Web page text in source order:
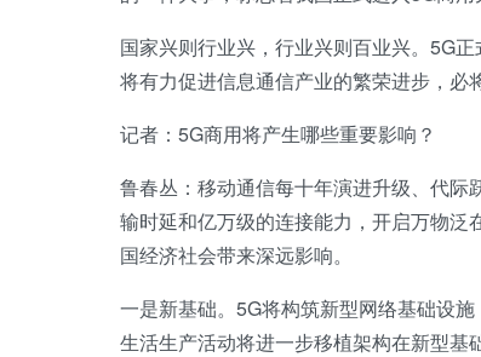
国家兴则行业兴，行业兴则百业兴。5G
将有力促进信息通信产业的繁荣进步，必
记者：5G商用将产生哪些重要影响？
鲁春丛：移动通信每十年演进升级、代
输时延和亿万级的连接能力，开启万物
国经济社会带来深远影响。
一是新基础。5G将构筑新型网络基础设
生活生产活动将进一步移植架构在新型